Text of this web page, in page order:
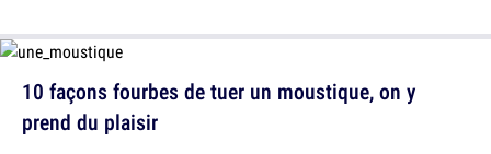
10 façons fourbes de tuer un moustique, on y
prend du plaisir